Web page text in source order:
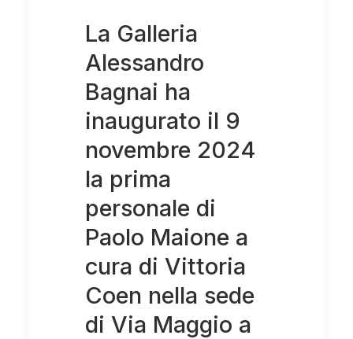
La Galleria
Alessandro
Bagnai ha
inaugurato il 9
novembre 2024
la prima
personale di
Paolo Maione a
cura di Vittoria
Coen nella sede
di Via Maggio a